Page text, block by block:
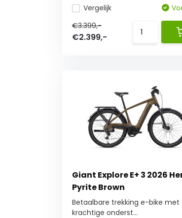
Vergelijk
€3.399,-
€2.399,-
Giant Explore E+ 3 2026
Pyrite Brown
Betaalbare trekking e-bike met
krachtige onderst...